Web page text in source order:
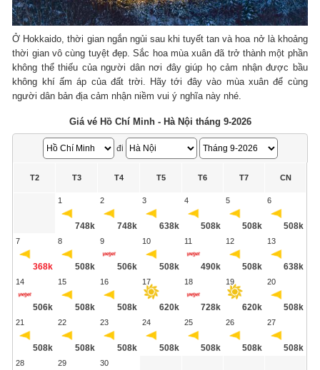
Ở Hokkaido, thời gian ngắn ngủi sau khi tuyết tan và hoa nở là khoảng
thời gian vô cùng tuyệt đẹp. Sắc hoa mùa xuân đã trở thành một phần
không thể thiếu của người dân nơi đây giúp họ cảm nhận được bầu
không khí ấm áp của đất trời. Hãy tới đây vào mùa xuân để cùng
người dân bản địa cảm nhận niềm vui ý nghĩa này nhé.
Giá vé Hồ Chí Minh - Hà Nội tháng 9-2026
đi
T2 T3 T4 T5 T6 T7 CN
1
748k
2
748k
3
638k
4
508k
5
508k
6
508k
7
368k
8
508k
9
506k
10
508k
11
490k
12
508k
13
638k
14
506k
15
508k
16
508k
17
620k
18
728k
19
620k
20
508k
21
508k
22
508k
23
508k
24
508k
25
508k
26
508k
27
508k
28 29 30